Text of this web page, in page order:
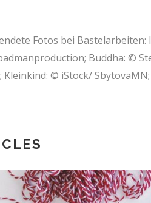
Fotos bei Bastelarbeiten:
Buddha: ©
Kleinkind: © iStock/